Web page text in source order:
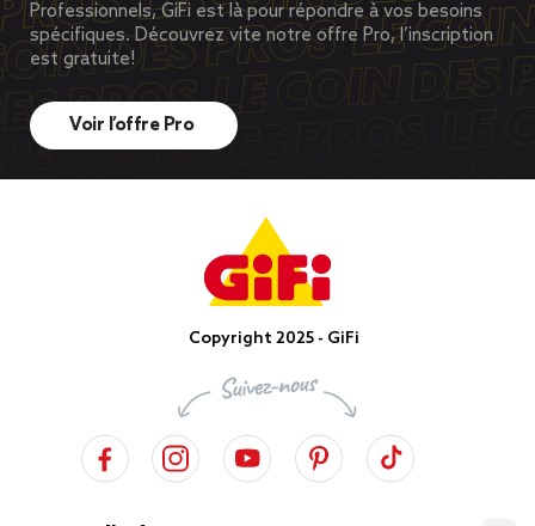
Professionnels, GiFi est là pour répondre à vos besoins
spécifiques. Découvrez vite notre offre Pro, l’inscription
est gratuite!
Voir l’offre Pro
Copyright 2025 - GiFi